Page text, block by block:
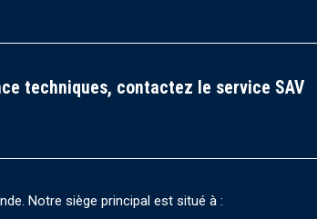
techniques, contactez le service SAV
Notre siège principal est situé à :